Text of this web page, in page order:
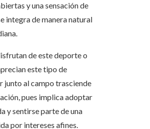
y una sensación de
integra de manera natural
de este deporte o
este tipo de
junto al campo trasciende
pues implica adoptar
y sentirse parte de una
por intereses afines.